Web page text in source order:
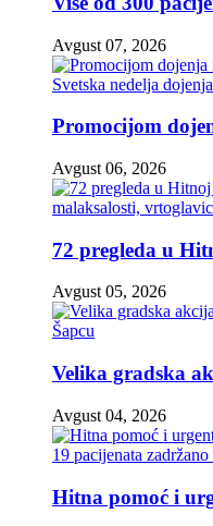
Avgust 07, 2026
Promocijom
Avgust 06, 2026
72 pregleda u
Avgust 05, 2026
Velika gradska
Avgust 04, 2026
Hitna pomoć i